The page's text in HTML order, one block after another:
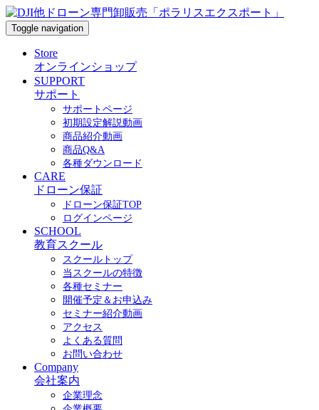
Toggle navigation
Store
オンラインショップ
SUPPORT
サポート
サポートページ
初期設定解説動画
商品紹介動画
商品Q&A
各種ダウンロード
CARE
ドローン保証
ドローン保証TOP
ログインページ
SCHOOL
教育スクール
スクールトップ
当スクールの特徴
各種セミナー
開催予定＆お申込み
セミナー紹介動画
アクセス
よくある質問
お問い合わせ
Company
会社案内
企業理念